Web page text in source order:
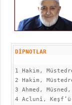
DİPNOTLAR
1 Hakim,
2 Hakim,
3 Ahmed,
4 Aclunî,